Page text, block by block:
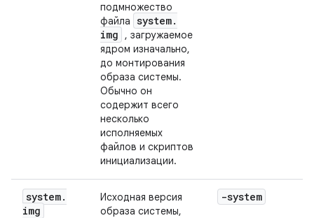
подмножество
файла system.
img
, загружаемое
ядром изначально,
до монтирования
образа системы.
Обычно он
содержит всего
несколько
исполняемых
файлов и скриптов
инициализации.
system.
img
Исходная версия
образа системы,
-system